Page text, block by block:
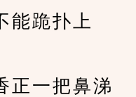
能跪扑上
一把鼻涕